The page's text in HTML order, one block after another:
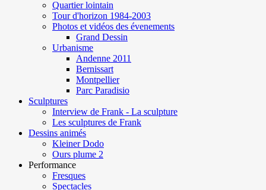
Quartier lointain
Tour d'horizon 1984-2003
Photos et vidéos des évenements
Grand Dessin
Urbanisme
Andenne 2011
Bernissart
Montpellier
Parc Paradisio
Sculptures
Interview de Frank - La sculpture
Les sculptures de Frank
Dessins animés
Kleiner Dodo
Ours plume 2
Performance
Fresques
Spectacles